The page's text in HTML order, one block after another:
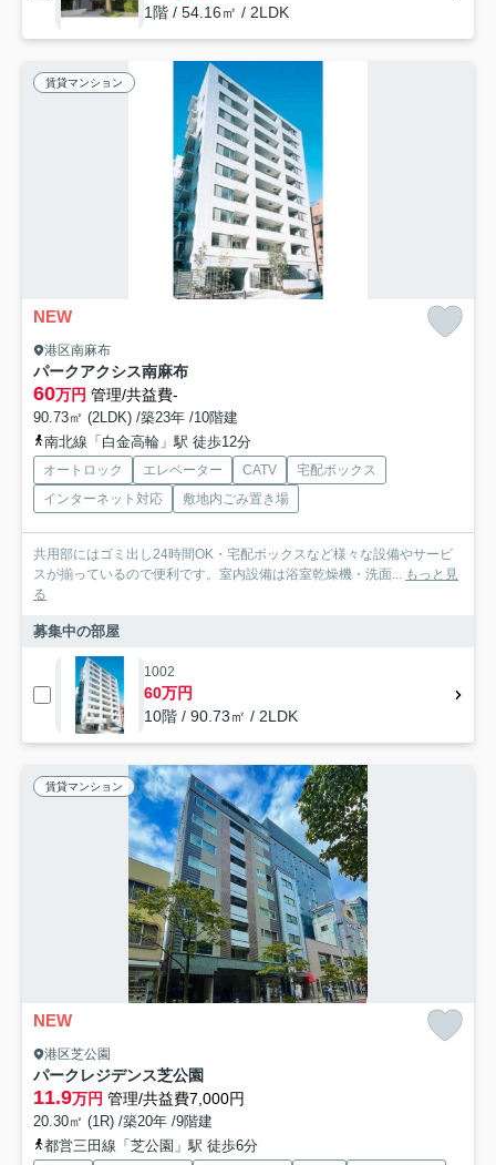
1階 / 54.16㎡ / 2LDK
賃貸マンション
NEW
港区南麻布
パークアクシス南麻布
60万円 管理/共益費-
90.73㎡ (2LDK) /築23年 /10階建
南北線「白金高輪」駅 徒歩12分
オートロック エレベーター CATV
宅配ボックス
インターネット対応
敷地内ごみ置き場
共用部にはゴミ出し24時間OK・宅配ボックスなど様々な設備やサービ
スが揃っているので便利です。室内設備は浴室乾燥機・洗面... もっと見
る
募集中の部屋
1002
60万円
10階 / 90.73㎡ / 2LDK
賃貸マンション
NEW
港区芝公園
パークレジデンス芝公園
11.9万円 管理/共益費7,000円
20.30㎡ (1R) /築20年 /9階建
都営三田線「芝公園」駅 徒歩6分